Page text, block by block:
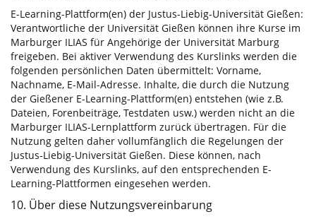
E-Learning-Plattform(en) der Justus-Liebig-Universität Gießen:
Verantwortliche der Universität Gießen können ihre Kurse im
Marburger ILIAS für Angehörige der Universität Marburg
freigeben. Bei aktiver Verwendung des Kurslinks werden die
folgenden persönlichen Daten übermittelt: Vorname,
Nachname, E-Mail-Adresse. Inhalte, die durch die Nutzung
der Gießener E-Learning-Plattform(en) entstehen (wie z.B.
Dateien, Forenbeiträge, Testdaten usw.) werden nicht an die
Marburger ILIAS-Lernplattform zurück übertragen. Für die
Nutzung gelten daher vollumfänglich die Regelungen der
Justus-Liebig-Universität Gießen. Diese können, nach
Verwendung des Kurslinks, auf den entsprechenden E-
Learning-Plattformen eingesehen werden.
10. Über diese Nutzungsvereinbarung